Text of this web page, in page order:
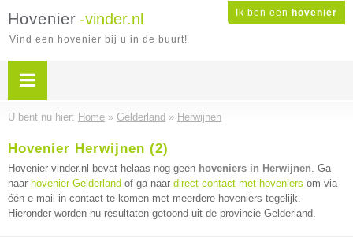
Ik ben een hovenier
Hovenier -vinder.nl
Vind een hovenier bij u in de buurt!
U bent nu hier: Home » Gelderland » Herwijnen
Hovenier Herwijnen (2)
Hovenier-vinder.nl bevat helaas nog geen hoveniers in Herwijnen. Ga
naar hovenier Gelderland of ga naar direct contact met hoveniers om via
één e-mail in contact te komen met meerdere hoveniers tegelijk.
Hieronder worden nu resultaten getoond uit de provincie Gelderland.